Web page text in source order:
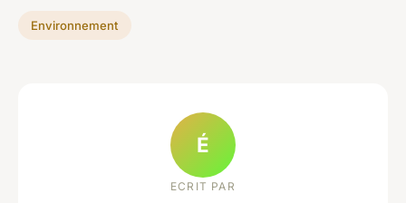
Environnement
É
ECRIT PAR